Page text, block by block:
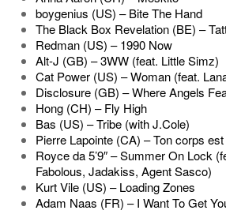
boygenius (US) – Bite The Hand
The Black Box Revelation (BE) –
Redman (US) – 1990 Now
Alt-J (GB) – 3WW (feat. Little Simz)
Cat Power (US) – Woman (feat.
Disclosure (GB) – Where Angels
Hong (CH) – Fly High
Bas (US) – Tribe (with J.Cole)
Pierre Lapointe (CA) – Ton corps
Royce da 5’9″ – Summer On Lock
Fabolous, Jadakiss, Agent Sasco)
Kurt Vile (US) – Loading Zones
Adam Naas (FR) – I Want To Get